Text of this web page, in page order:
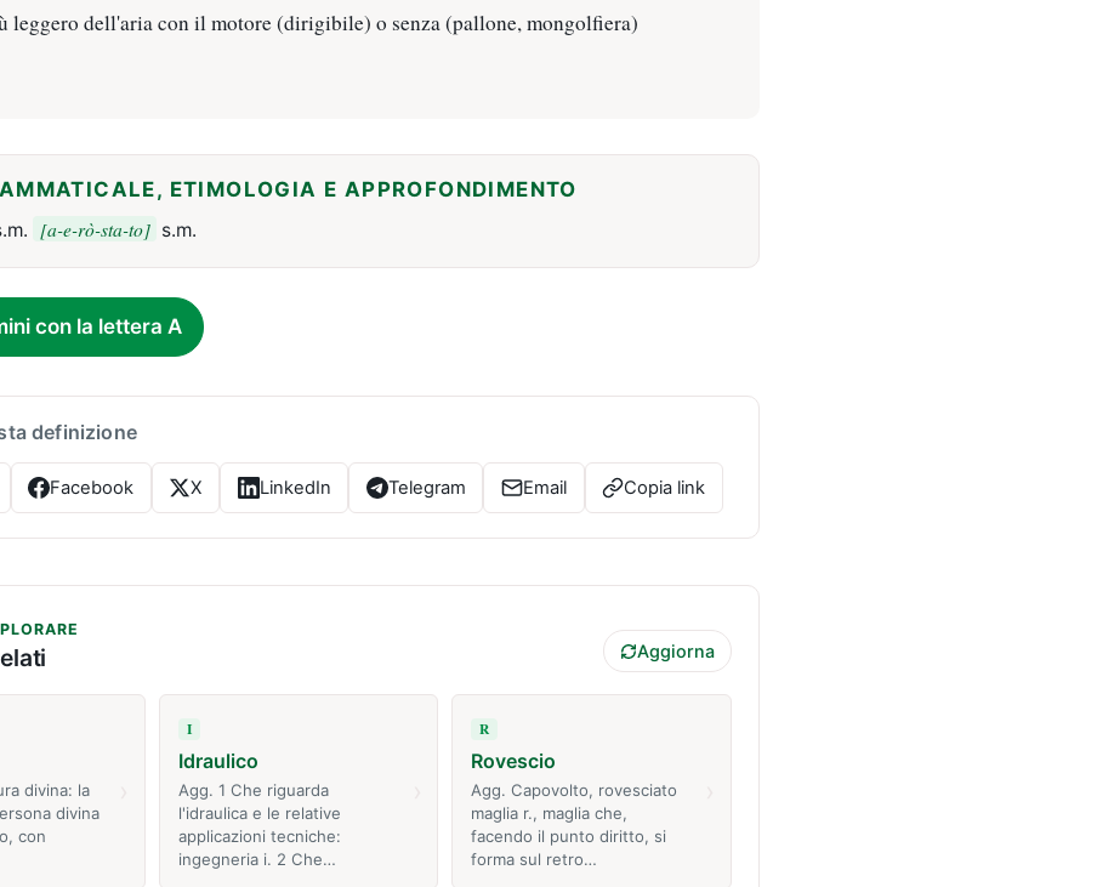
leggero dell'aria con il motore (dirigibile) o senza (pallone, mongolfiera)
ETIMOLOGIA E APPROFONDIMENTO
[a-e-rò-sta-to] s.m.
con la lettera A
definizione
Facebook X LinkedIn Telegram Email Copia link
Aggiorna
divina: la
divina
con
I
Idraulico
Agg. 1 Che riguarda
l'idraulica e le relative
applicazioni tecniche:
ingegneria i. 2 Che…
R
Rovescio
Agg. Capovolto, rovesciato
maglia r., maglia che,
facendo il punto diritto, si
forma sul retro…